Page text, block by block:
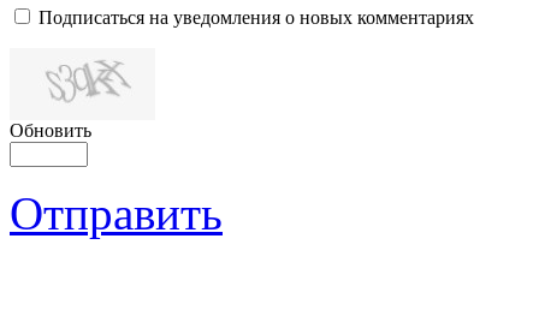
Подписаться на уведомления о новых комментариях
Обновить
Отправить